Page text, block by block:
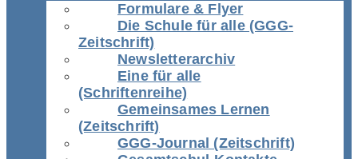
Formulare & Flyer
Die Schule für alle (GGG-
Zeitschrift)
Newsletterarchiv
Eine für alle
(Schriftenreihe)
Gemeinsames Lernen
(Zeitschrift)
GGG-Journal (Zeitschrift)